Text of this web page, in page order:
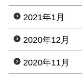
2021年1月
2020年12月
2020年11月